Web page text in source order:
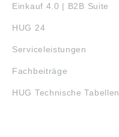
Einkauf 4.0 | B2B Suite
HUG 24
Serviceleistungen
Fachbeiträge
HUG Technische Tabellen